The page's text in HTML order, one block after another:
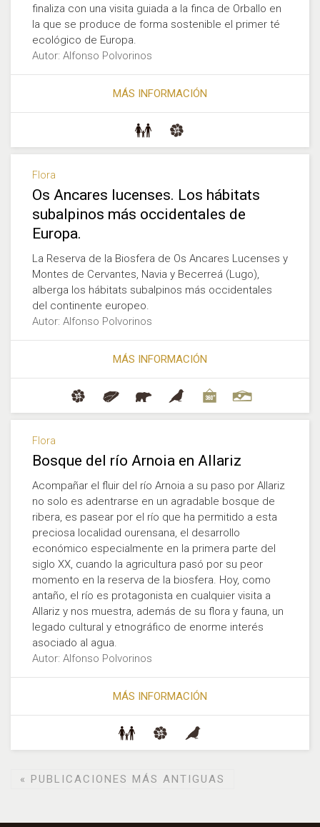
finaliza con una visita guiada a la finca de Orballo en
la que se produce de forma sostenible el primer té
ecológico de Europa.
Autor: Alfonso Polvorinos
MÁS INFORMACIÓN
Flora
Os Ancares lucenses. Los hábitats
subalpinos más occidentales de
Europa.
La Reserva de la Biosfera de Os Ancares Lucenses y
Montes de Cervantes, Navia y Becerreá (Lugo),
alberga los hábitats subalpinos más occidentales
del continente europeo.
Autor: Alfonso Polvorinos
MÁS INFORMACIÓN
Flora
Bosque del río Arnoia en Allariz
Acompañar el fluir del río Arnoia a su paso por Allariz
no solo es adentrarse en un agradable bosque de
ribera, es pasear por el río que ha permitido a esta
preciosa localidad ourensana, el desarrollo
económico especialmente en la primera parte del
siglo XX, cuando la agricultura pasó por su peor
momento en la reserva de la biosfera. Hoy, como
antaño, el río es protagonista en cualquier visita a
Allariz y nos muestra, además de su flora y fauna, un
legado cultural y etnográfico de enorme interés
asociado al agua.
Autor: Alfonso Polvorinos
MÁS INFORMACIÓN
« PUBLICACIONES MÁS ANTIGUAS